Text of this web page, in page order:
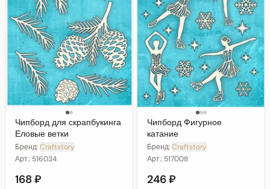
Чипборд для скрапбукинга
Еловые ветки
Бренд:Craftstory
Арт.: 516034
168 ₽
Чипборд Фигурное
катание
Бренд:Craftstory
Арт.: 517008
246 ₽